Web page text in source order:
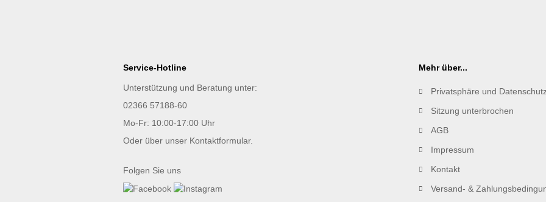
Service-Hotline
Unterstützung und Beratung unter:
02366 57188-60
Mo-Fr: 10:00-17:00 Uhr
Oder über unser Kontaktformular.
Folgen Sie uns
Mehr über...
Privatsphäre und
Sitzung unterbrochen
AGB
Impressum
Kontakt
Versand- &